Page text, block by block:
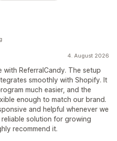
4. August 2026
ReferralCandy. The setup
smoothly with Shopify. It
much easier, and the
enough to match our brand.
and helpful whenever we
solution for growing
recommend it.